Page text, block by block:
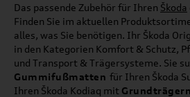
Das passende Zubehör für Ihren Škoda
Finden Sie im aktuellen
alles, was Sie benötigen. Ihr Škoda
in den Kategorien Komfort & Schutz,
und Transport & Trägersysteme. Sie
Gummifußmatten für Ihren Škoda
Ihren Škoda Kodiaq mit Grundträgern